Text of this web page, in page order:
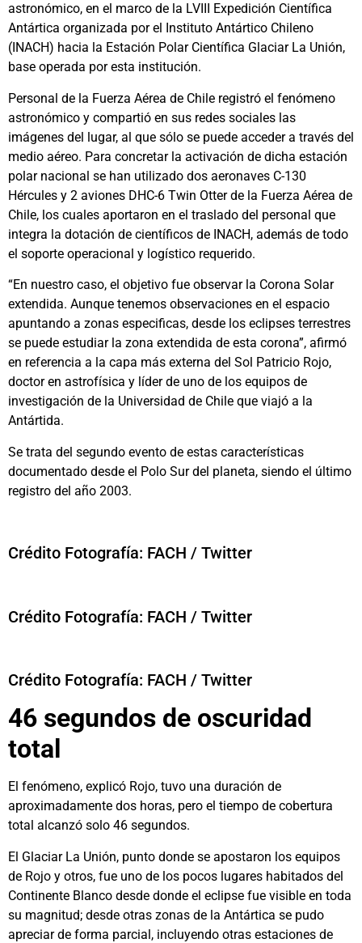
astronómico, en el marco de la LVIII Expedición Científica
Antártica organizada por el Instituto Antártico Chileno
(INACH) hacia la Estación Polar Científica Glaciar La Unión,
base operada por esta institución.
Personal de la Fuerza Aérea de Chile registró el fenómeno
astronómico y compartió en sus redes sociales las
imágenes del lugar, al que sólo se puede acceder a través del
medio aéreo. Para concretar la activación de dicha estación
polar nacional se han utilizado dos aeronaves C-130
Hércules y 2 aviones DHC-6 Twin Otter de la Fuerza Aérea de
Chile, los cuales aportaron en el traslado del personal que
integra la dotación de científicos de INACH, además de todo
el soporte operacional y logístico requerido.
“En nuestro caso, el objetivo fue observar la Corona Solar
extendida. Aunque tenemos observaciones en el espacio
apuntando a zonas especificas, desde los eclipses terrestres
se puede estudiar la zona extendida de esta corona”, afirmó
en referencia a la capa más externa del Sol Patricio Rojo,
doctor en astrofísica y líder de uno de los equipos de
investigación de la Universidad de Chile que viajó a la
Antártida.
Se trata del segundo evento de estas características
documentado desde el Polo Sur del planeta, siendo el último
registro del año 2003.
Crédito Fotografía: FACH / Twitter
Crédito Fotografía: FACH / Twitter
Crédito Fotografía: FACH / Twitter
46 segundos de oscuridad
total
El fenómeno, explicó Rojo, tuvo una duración de
aproximadamente dos horas, pero el tiempo de cobertura
total alcanzó solo 46 segundos.
El Glaciar La Unión, punto donde se apostaron los equipos
de Rojo y otros, fue uno de los pocos lugares habitados del
Continente Blanco desde donde el eclipse fue visible en toda
su magnitud; desde otras zonas de la Antártica se pudo
apreciar de forma parcial, incluyendo otras estaciones de